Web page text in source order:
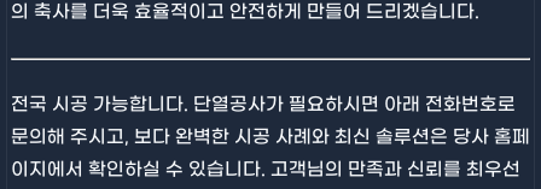
의 축사를 더욱 효율적이고 안전하게 만들어 드리겠습니다.
전국 시공 가능합니다. 단열공사가 필요하시면 아래 전화번호로
문의해 주시고, 보다 완벽한 시공 사례와 최신 솔루션은 당사 홈페
이지에서 확인하실 수 있습니다. 고객님의 만족과 신뢰를 최우선